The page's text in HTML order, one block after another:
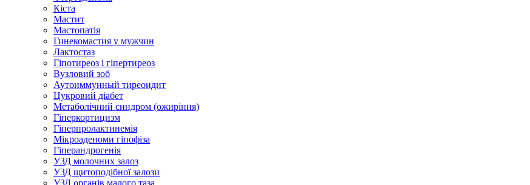
Кіста
Мастит
Мастопатія
Гинекомастия у мужчин
Лактостаз
Гіпотиреоз і гіпертиреоз
Вузловий зоб
Аутоиммунный тиреоидит
Цукровий діабет
Метаболічний синдром (ожиріння)
Гіперкортицизм
Гіперпролактинемія
Мікроаденоми гіпофіза
Гіперандрогенія
УЗД молочних залоз
УЗД щитоподібної залози
УЗД органів малого таза